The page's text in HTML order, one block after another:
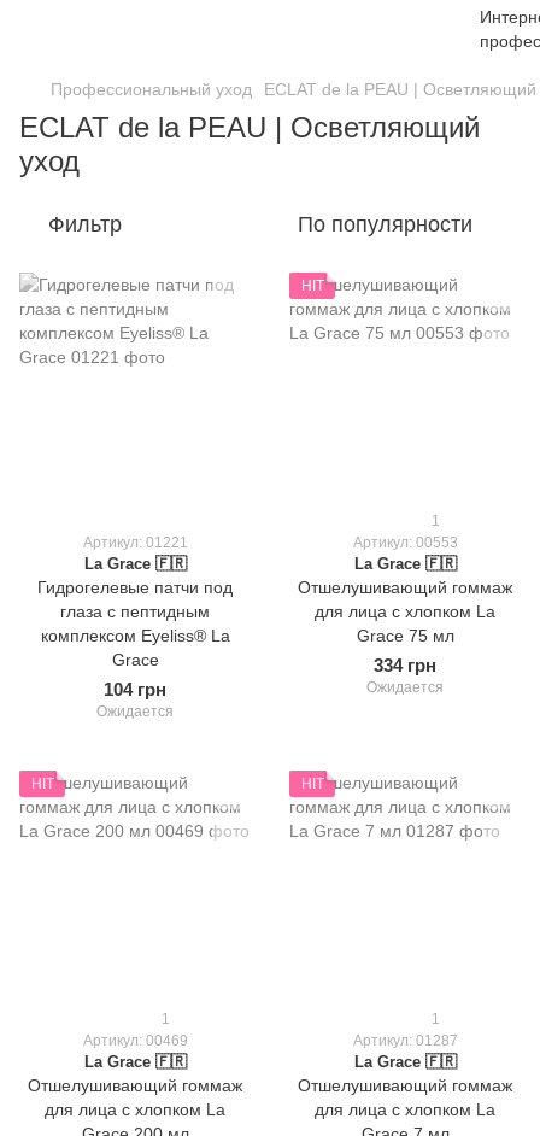
Профессиональный уход ECLAT de la PEAU | Осветляющий
ECLAT de la PEAU | Осветляющий
уход
Фильтр По популярности
Артикул: 01221
La Grace 🇫🇷
Гидрогелевые патчи под
глаза с пептидным
комплексом Eyeliss® La
Grace
104 грн
Ожидается
HIT
1
Артикул: 00553
La Grace 🇫🇷
Отшелушивающий гоммаж
для лица с хлопком La
Grace 75 мл
334 грн
Ожидается
HIT
1
Артикул: 00469
La Grace 🇫🇷
Отшелушивающий гоммаж
для лица с хлопком La
HIT
1
Артикул: 01287
La Grace 🇫🇷
Отшелушивающий гоммаж
для лица с хлопком La